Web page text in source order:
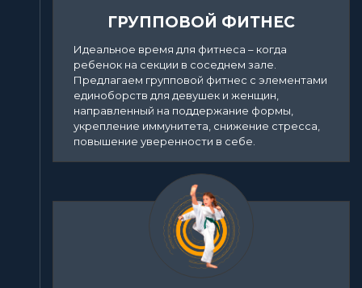
ГРУППОВОЙ ФИТНЕС
Идеальное время для фитнеса – когда
ребенок на секции в соседнем зале.
Предлагаем групповой фитнес с элементами
единоборств для девушек и женщин,
направленный на поддержание формы,
укрепление иммунитета, снижение стресса,
повышение уверенности в себе.